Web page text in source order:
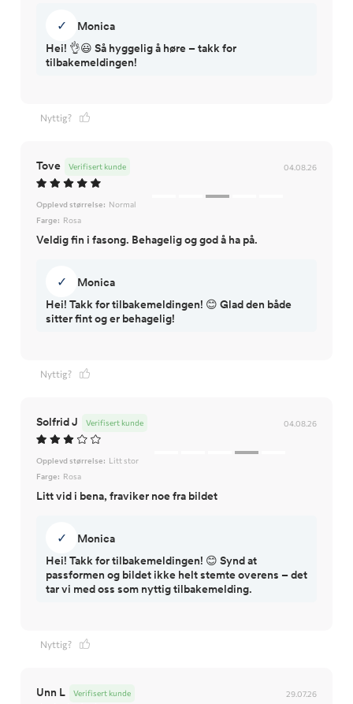
✓
Monica
Hei! 👌😃 Så hyggelig å høre – takk for
tilbakemeldingen!
Nyttig?
Tove 04.08.26
Verifisert kunde
Opplevd størrelse: Normal
Farge: Rosa
Veldig fin i fasong. Behagelig og god å ha på.
✓
Monica
Hei! Takk for tilbakemeldingen! 😊 Glad den både
sitter fint og er behagelig!
Nyttig?
Solfrid J 04.08.26
Verifisert kunde
Opplevd størrelse: Litt stor
Farge: Rosa
Litt vid i bena, fraviker noe fra bildet
✓
Monica
Hei! Takk for tilbakemeldingen! 😊 Synd at
passformen og bildet ikke helt stemte overens – det
tar vi med oss som nyttig tilbakemelding.
Nyttig?
Unn L 29.07.26
Verifisert kunde